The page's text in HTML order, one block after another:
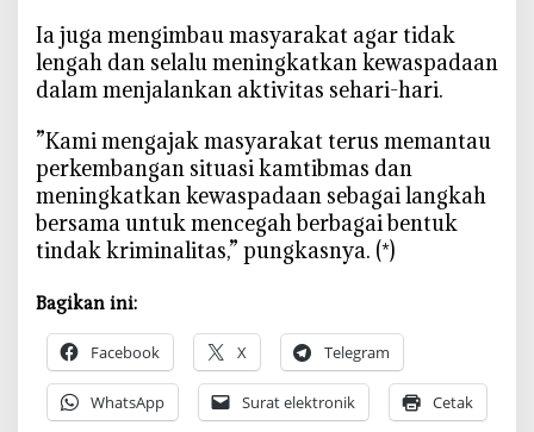
t
a
s
a
n
B
a
l
a
r
‎Ia juga mengimbau masyarakat agar tidak
lengah dan selalu meningkatkan kewaspadaan
dalam menjalankan aktivitas sehari-hari.
‎”Kami mengajak masyarakat terus memantau
perkembangan situasi kamtibmas dan
meningkatkan kewaspadaan sebagai langkah
bersama untuk mencegah berbagai bentuk
tindak kriminalitas,” pungkasnya. (*)
Bagikan ini:
Facebook X Telegram
WhatsApp Surat elektronik Cetak